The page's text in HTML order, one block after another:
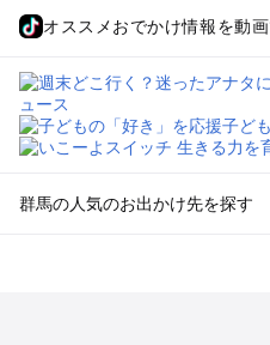
オススメおでかけ情報を動画
群馬の人気のお出かけ先を探す